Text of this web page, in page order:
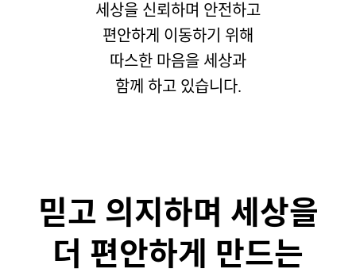
세상을 신뢰하며 안전하고
편안하게 이동하기 위해
따스한 마음을 세상과
함께 하고 있습니다.
믿고 의지하며 세상을
더 편안하게 만드는